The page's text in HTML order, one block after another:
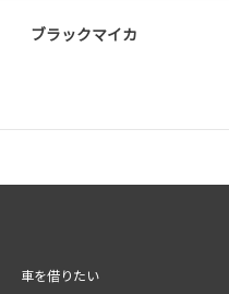
ブラックマイカ
車を借りたい